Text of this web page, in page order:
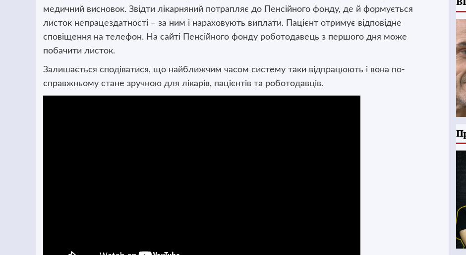
медичний висновок. Звідти лікарняний потрапляє до Пенсійного фонду, де й формується
листок непрацездатності – за ним і нараховують виплати. Пацієнт отримує відповідне
сповіщення на телефон. На сайті Пенсійного фонду роботодавець з першого дня може
побачити листок.
Залишається сподіватися, що найближчим часом систему таки відпрацюють і вона по-
справжньому стане зручною для лікарів, пацієнтів та роботодавців.